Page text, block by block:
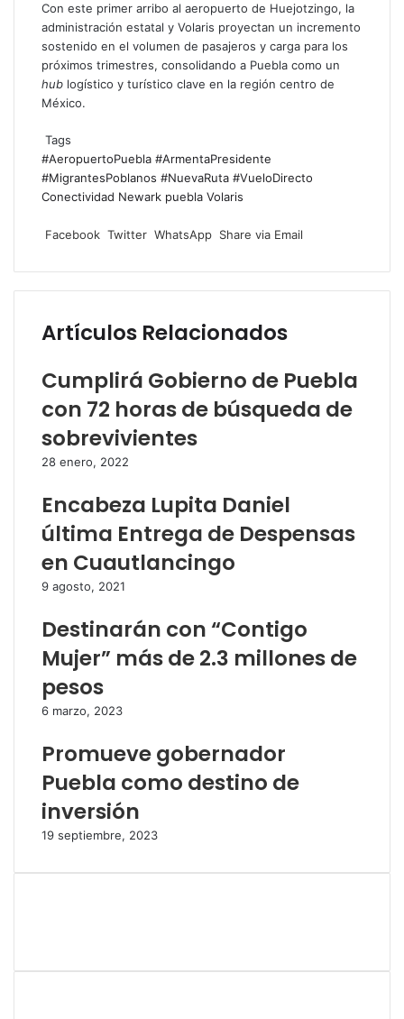
Con este primer arribo al aeropuerto de Huejotzingo, la
administración estatal y Volaris proyectan un incremento
sostenido en el volumen de pasajeros y carga para los
próximos trimestres, consolidando a Puebla como un
hub logístico y turístico clave en la región centro de
México.
Tags
#AeropuertoPuebla #ArmentaPresidente
#MigrantesPoblanos #NuevaRuta #VueloDirecto
Conectividad Newark puebla Volaris
via
Facebook Twitter WhatsApp Share via Email
Artículos Relacionados
Cumplirá Gobierno de Puebla
con 72 horas de búsqueda de
sobrevivientes
28 enero, 2022
Encabeza Lupita Daniel
última Entrega de Despensas
en Cuautlancingo
9 agosto, 2021
Destinarán con “Contigo
Mujer” más de 2.3 millones de
pesos
6 marzo, 2023
Promueve gobernador
Puebla como destino de
inversión
19 septiembre, 2023